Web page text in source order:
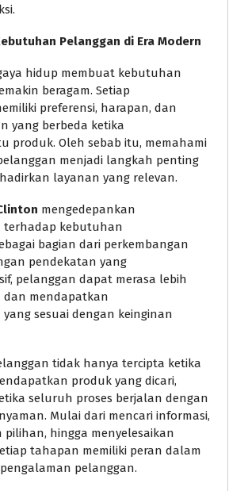
Pelanggan di Era Modern
hidup membuat kebutuhan
beragam. Setiap
preferensi, harapan, dan
yang berbeda ketika
produk. Oleh sebab itu, memahami
menjadi langkah penting
layanan yang relevan.
mengedepankan
terhadap kebutuhan
bagian dari perkembangan
pendekatan yang
pelanggan dapat merasa lebih
mendapatkan
sesuai dengan keinginan
tidak hanya tercipta ketika
produk yang dicari,
seluruh proses berjalan dengan
Mulai dari mencari informasi,
hingga menyelesaikan
tahapan memiliki peran dalam
pelanggan.